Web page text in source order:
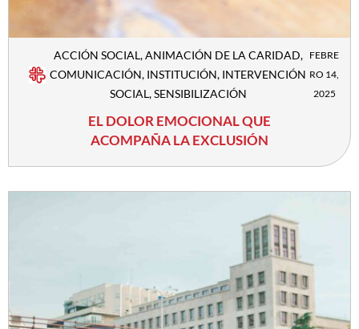
ACCIÓN SOCIAL,ANIMACIÓN DE LA CARIDAD,
COMUNICACIÓN, INSTITUCIÓN, INTERVENCIÓN
SOCIAL,SENSIBILIZACIÓN
FEBRE
RO 14,
2025
EL DOLOR EMOCIONAL QUE
ACOMPAÑA LA EXCLUSIÓN